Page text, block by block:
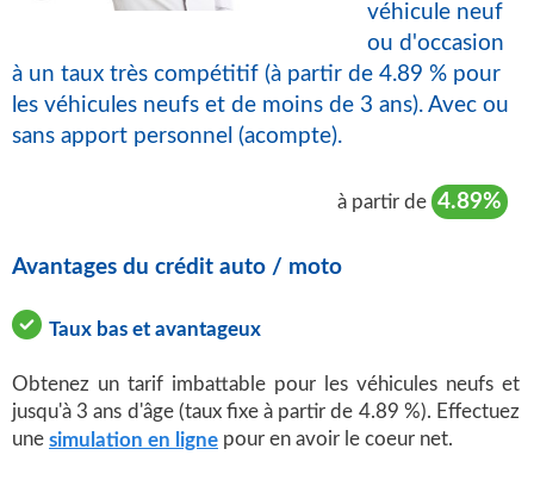
véhicule neuf
ou d'occasion
à un taux très compétitif (à partir de 4.89 % pour
les véhicules neufs et de moins de 3 ans). Avec ou
sans apport personnel (acompte).
à partir de 4.89%
Avantages du crédit auto / moto
Taux bas et avantageux
Obtenez un tarif imbattable pour les véhicules neufs et
jusqu'à 3 ans d'âge (taux fixe à partir de 4.89 %). Effectuez
une simulation en ligne pour en avoir le coeur net.